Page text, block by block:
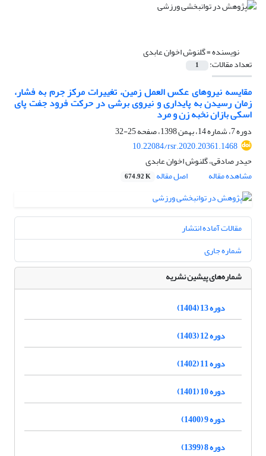
نویسنده =گلنوش اخوان عابدی
تعداد مقالات: 1
مقایسه نیروهای عکس العمل زمین، تغییرات مرکز جرم به فشار،
زمان رسیدن به پایداری و نیروی برشی در حرکت فرود جفت پای
اسکی بازان نخبه زن و مرد
دوره 7، شماره 14، بهمن 1398، صفحه
25-32
10.22084/rsr.2020.20361.1468
حیدر صادقی، گلنوش اخوان عابدی
مشاهده مقاله
اصل مقاله 674.92 K
مقالات آماده انتشار
شماره جاری
شماره‌های پیشین نشریه
دوره 13 (1404)
دوره 12 (1403)
دوره 11 (1402)
دوره 10 (1401)
دوره 9 (1400)
دوره 8 (1399)